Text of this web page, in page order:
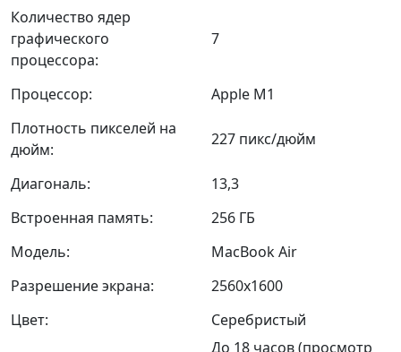
Количество ядер
графического
процессора:
7
Процессор:
Apple M1
Плотность пикселей на
дюйм:
227 пикс/дюйм
Диагональ:
13,3
Встроенная память:
256 ГБ
Модель:
MacBook Air
Разрешение экрана:
2560x1600
Цвет:
Серебристый
До 18 часов (просмотр